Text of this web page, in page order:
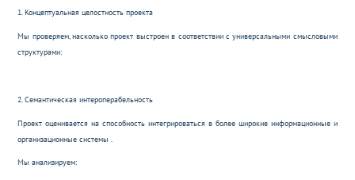
1. Концептуальная целостность проекта
Мы проверяем, насколько проект выстроен в соответствии с универсальными смысловыми
структурами:
2. Семантическая интероперабельность
Проект оценивается на способность интегрироваться в более широкие информационные и
организационные системы .
Мы анализируем: